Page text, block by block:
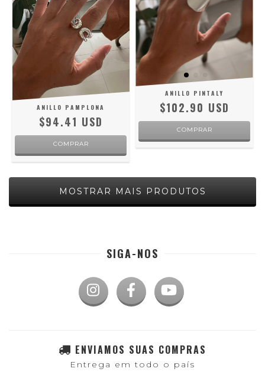
ANILLO PAMPLONA
$94.41 USD
COMPRAR
ANILLO PINTALY
$102.90 USD
COMPRAR
MOSTRAR MAIS PRODUTOS
SIGA-NOS
ENVIAMOS SUAS COMPRAS
Entrega em todo o país